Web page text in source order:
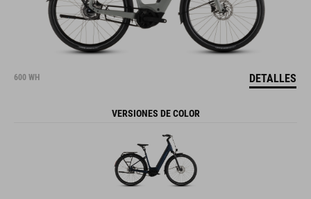
600 WH DETALLES
VERSIONES DE COLOR